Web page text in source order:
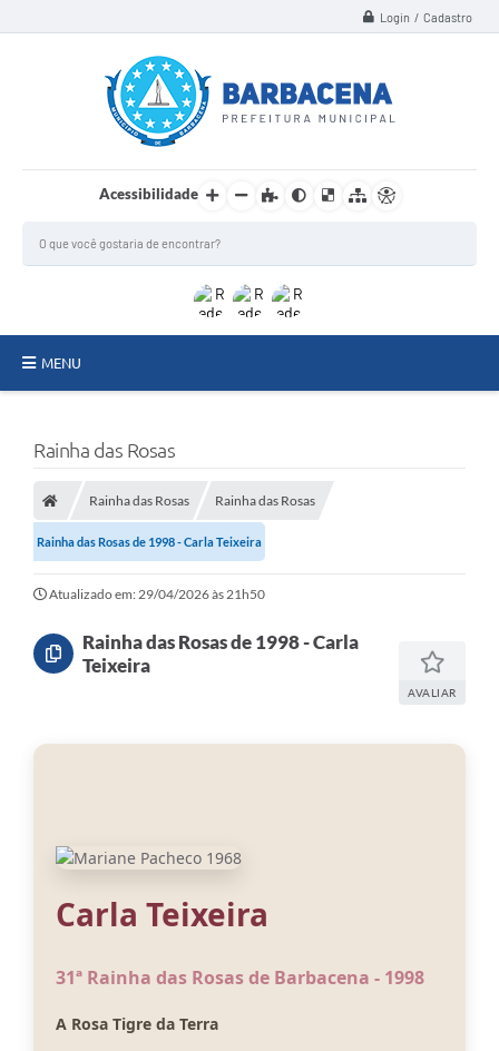
Login / Cadastro
Acessibilidade
MENU
Secretarias
Meio Ambiente
EDOB
Ouvidoria
Transparência
Serviços
E-SUS
Conta de água (SAS)
Rainha das Rosas
Rainha das Rosas Rainha das Rosas
Rainha das Rosas de 1998 - Carla Teixeira
Atualizado em: 29/04/2026 às 21h50
Rainha das Rosas de 1998 - Carla
Teixeira
AVALIAR
Carla Teixeira
31ª Rainha das Rosas de Barbacena - 1998
A Rosa Tigre da Terra